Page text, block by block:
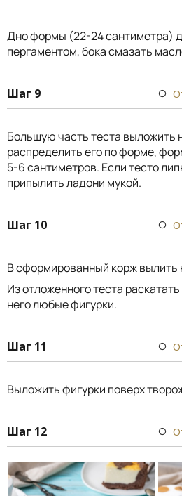
Дно формы (22-24 сантиметра)
пергаментом, бока смазать
Шаг 9
Большую часть теста выложить
распределить его по форме,
5-6 сантиметров. Если тесто
припылить ладони мукой.
Шаг 10
В сформированный корж вылить
Из отложенного теста
него любые фигурки.
Шаг 11
Выложить фигурки поверх
Шаг 12